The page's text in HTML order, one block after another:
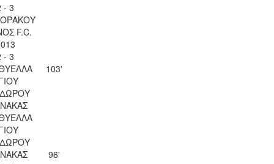
- 3
F.C.
- 3
103'
96'